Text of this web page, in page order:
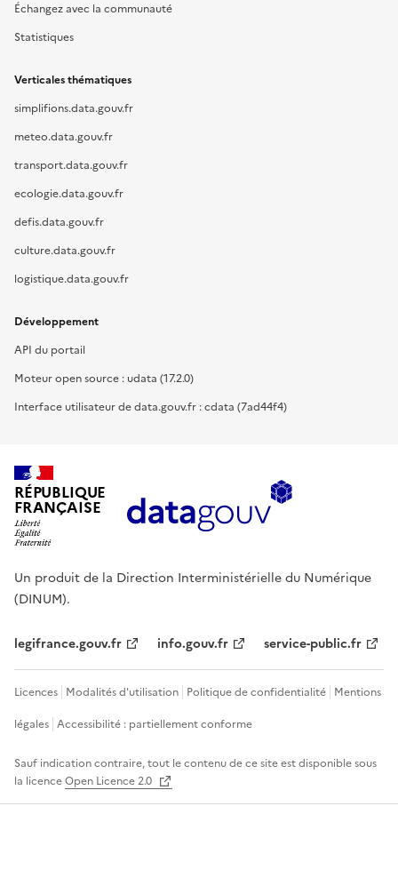
Échangez avec la communauté
Statistiques
Verticales thématiques
simplifions.data.gouv.fr
meteo.data.gouv.fr
transport.data.gouv.fr
ecologie.data.gouv.fr
defis.data.gouv.fr
culture.data.gouv.fr
logistique.data.gouv.fr
Développement
API du portail
Moteur open source : udata (17.2.0)
Interface utilisateur de data.gouv.fr : cdata (7ad44f4)
RÉPUBLIQUE
FRANÇAISE
Un produit de la Direction Interministérielle du Numérique
(DINUM).
legifrance.gouv.fr info.gouv.fr service-public.fr
Licences Modalités d'utilisation Politique de confidentialité Mentions
légales Accessibilité : partiellement conforme
Sauf indication contraire, tout le contenu de ce site est disponible sous
la licenceOpen Licence 2.0